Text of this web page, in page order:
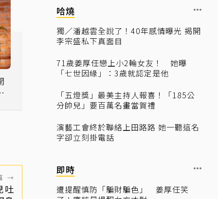
→
吐
哈燒
獨／潘越雲全說了！40年感情曝光 揭開
李宗盛私下真面目
71歲姜厚任戀上小2輪女友！ 她曝
「七世因緣」：3歲就認定是他
「五燈獎」最美主持人報喜！「185公
分帥兒」要百萬名畫當賀禮
演藝工會終於聯絡上田路路 她一聽這名
字卻立刻掛電話
即時
遭提醒慎防「騙財騙色」 姜厚任笑